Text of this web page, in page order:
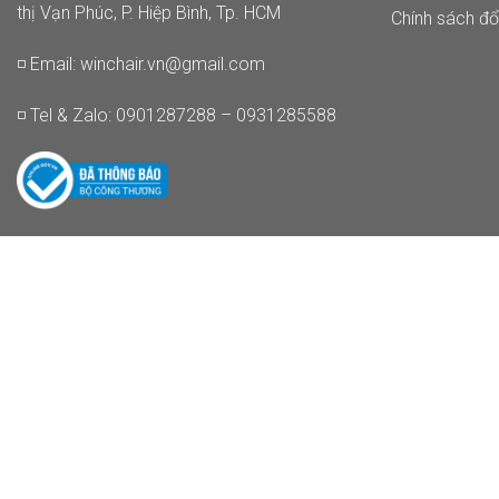
thị Vạn Phúc, P. Hiệp Bình, Tp. HCM
◽ Email: winchair.vn@gmail.com
◽ Tel & Zalo: 0901287288 – 0931285588
Chính sách